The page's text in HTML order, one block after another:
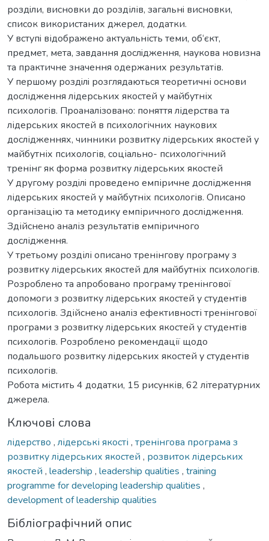
роздiли, висновки до розділів, загальнi висновки,
список використаних джерел, додатки.
У вступi відображено актуальність теми, об‘єкт,
предмет, мeта, завдання дослiджeння, наукова новизна
та практичне значення одержаних резyльтатів.
У першому роздiлi розглядаються теоретичні основи
дослідження лідерських якостей у майбутніх
психологів. Проаналізовано: поняття лідерства та
лідерських якостей в психологічних наукових
дослідженнях, чинники розвитку лідерських якостей у
майбутніх психологів, соціально- психологічний
тренінг як форма розвитку лідерських якостей
У другому роздiлi проведено емпіричне дослідження
лідерських якостей у майбутніх психологів. Описано
організацію та методику емпіричного дослідження.
Здійснено аналіз результатів емпіричного
дослідження.
У третьому розділі описано тренінгову програму з
розвитку лідерських якостей для майбутніх психологів.
Розроблено та апробовано програму тренінгової
допомоги з розвитку лідерських якостей у студентів
психологів. Здійснено аналіз ефективності тренінгової
програми з розвитку лідерських якостей у студентів
психологів. Розроблено рекомендації щодо
подальшого розвитку лідерських якостей у студентів
психологів.
Робота містить 4 додатки, 15 рисунків, 62 літературних
джерела.
Ключові слова
лідерство , лідерські якості , тренінгова програма з
розвитку лідерських якостей , розвиток лідерських
якостей , leadership , leadership qualities , training
programme for developing leadership qualities ,
development of leadership qualities
Бібліографічний опис